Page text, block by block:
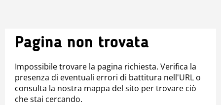
Pagina non trovata
Impossibile trovare la pagina richiesta. Verifica la
presenza di eventuali errori di battitura nell'URL o
consulta la nostra mappa del sito per trovare ciò
che stai cercando.